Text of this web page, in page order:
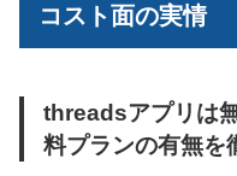
コスト面の実情
threadsアプリは
料プランの有無を